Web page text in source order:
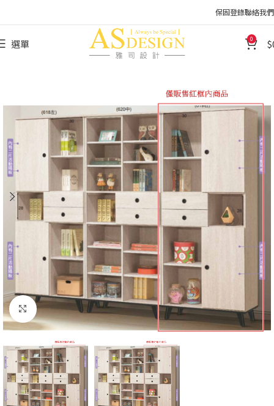
保固登錄聯絡我們
選單 0
Click to enlarge